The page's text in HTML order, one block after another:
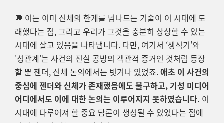
💬 이는 이미 신체의 한계를 넘나드는 기술이 이 시대에 도
래했다는 점, 그리고 우리가 그것을 충분히 상상할 수 있는
시대에 살고 있음을 나타냅니다. 다만, 여기서 ‘생식기'와
'성관계'는 사건의 진실 공방의 객관적 증거인 것처럼 등장
할 뿐 젠더, 신체 논의에서는 빗겨나 있었죠.애초 이 사건의
중심에 젠더와 신체가 존재했음에도 불구하고, 기성 미디어
어디에서도 이에 대한 논의는 이루어지지 못하였습니다. 이
시대에 다루어져 할 중요 담론이 생성될 수 있었다는 점에